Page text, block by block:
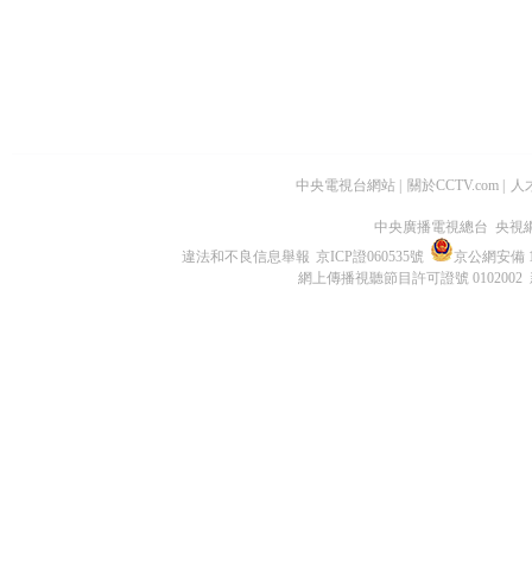
中央電視台網站 關於CCTV.com 人
中央廣播電視總台 央視
違法和不良信息舉報 京ICP證060535號
京公網安備
網上傳播視聽節目許可證號 0102002